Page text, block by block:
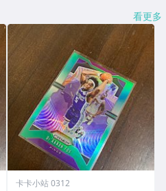
看更多
卡卡小站 0312